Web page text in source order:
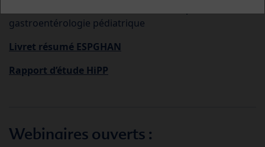
gastroentérologie pédiatrique
Livret résumé ESPGHAN
Rapport d’étude HiPP
Webinaires ouverts :